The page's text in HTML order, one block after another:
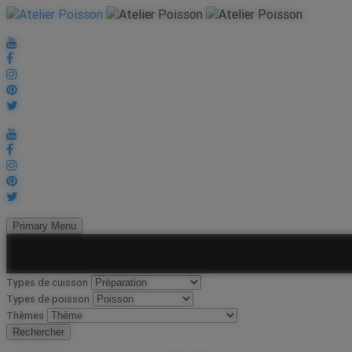
Primary Menu
Types de cuisson
Types de poisson
Thèmes
Rechercher